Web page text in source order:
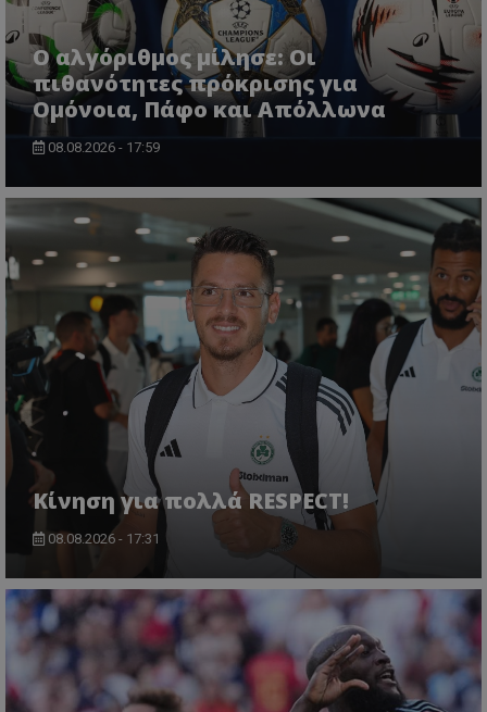
Ο αλγόριθμος μίλησε: Οι
πιθανότητες πρόκρισης για
Ομόνοια, Πάφο και Απόλλωνα
08.08.2026 - 17:59
Κίνηση για πολλά RESPECT!
08.08.2026 - 17:31